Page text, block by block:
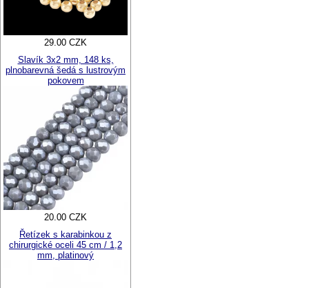
29.00 CZK
Slavík 3x2 mm, 148 ks,
plnobarevná šedá s lustrovým
pokovem
20.00 CZK
Řetízek s karabinkou z
chirurgické oceli 45 cm / 1,2
mm, platinový